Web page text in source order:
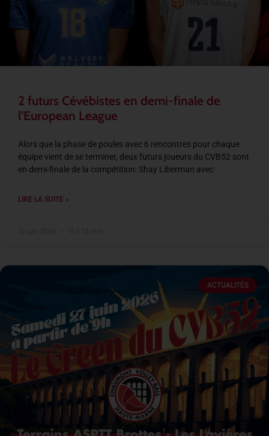
2 futurs Cévébistes en demi-finale de
l’European League
Alors que la phase de poules avec 6 rencontres pour chaque
équipe vient de se terminer, deux futurs joueurs du CVB52 sont
en demi-finale de la compétition: Shay Liberman avec
LIRE LA SUITE »
ACTUALITÉS